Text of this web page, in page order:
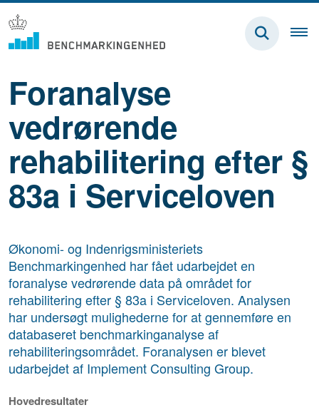
Foranalyse
vedrørende
rehabilitering efter §
83a i Serviceloven
Økonomi- og Indenrigsministeriets
Benchmarkingenhed har fået udarbejdet en
foranalyse vedrørende data på området for
rehabilitering efter § 83a i Serviceloven. Analysen
har undersøgt mulighederne for at gennemføre en
databaseret benchmarkinganalyse af
rehabiliteringsområdet. Foranalysen er blevet
udarbejdet af Implement Consulting Group.
Hovedresultater